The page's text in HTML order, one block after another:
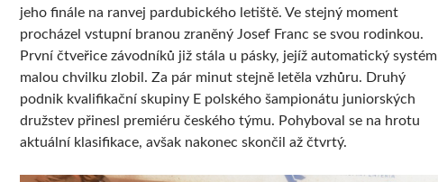
jeho finále na ranvej pardubického letiště. Ve stejný moment
procházel vstupní branou zraněný Josef Franc se svou rodinkou.
První čtveřice závodníků již stála u pásky, jejíž automatický systém
malou chvilku zlobil. Za pár minut stejně letěla vzhůru. Druhý
podnik kvalifikační skupiny E polského šampionátu juniorských
družstev přinesl premiéru českého týmu. Pohyboval se na hrotu
aktuální klasifikace, avšak nakonec skončil až čtvrtý.